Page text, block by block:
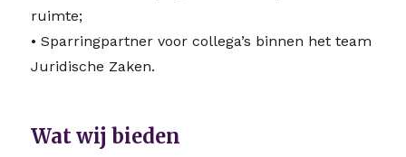
ruimte;
• Sparringpartner voor collega’s binnen het team
Juridische Zaken.
Wat wij bieden